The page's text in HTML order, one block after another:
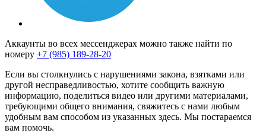
Аккаунты во всех мессенджерах можно также найти по
номеру +7 (985) 189-28-20
Если вы столкнулись с нарушениями закона, взятками или
другой несправедливостью, хотите сообщить важную
информацию, поделиться видео или другими материалами,
требующими общего внимания, свяжитесь с нами любым
удобным вам способом из указанных здесь. Мы постараемся
вам помочь.